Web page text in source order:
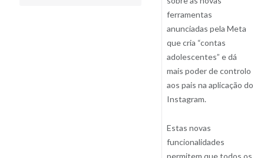
ferramentas
anunciadas pela Meta
que cria “contas
adolescentes” e dá
mais poder de controlo
aos pais na aplicação do
Instagram.
Estas novas
funcionalidades